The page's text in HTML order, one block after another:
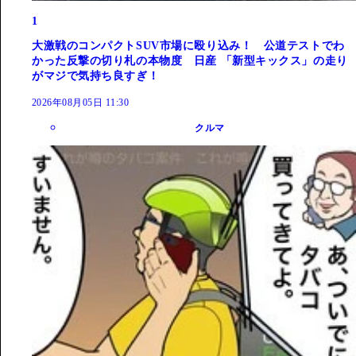
1
大激戦のコンパクトSUV市場に殴り込み！ 公道テストでわ
かった反撃の切り札の本物度 日産 「新型キックス」の走り
がマジで気持ち良すぎ！
2026年08月05日 11:30
クルマ